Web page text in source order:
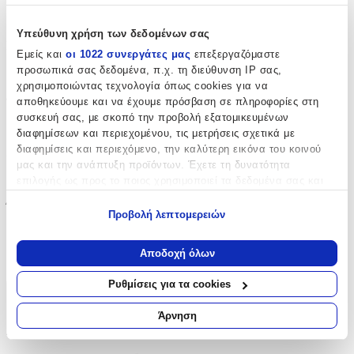
Υπεύθυνη χρήση των δεδομένων σας
Εμείς και οι 1022 συνεργάτες μας επεξεργαζόμαστε
προσωπικά σας δεδομένα, π.χ. τη διεύθυνση IP σας,
χρησιμοποιώντας τεχνολογία όπως cookies για να
αποθηκεύουμε και να έχουμε πρόσβαση σε πληροφορίες στη
συσκευή σας, με σκοπό την προβολή εξατομικευμένων
διαφημίσεων και περιεχομένου, τις μετρήσεις σχετικά με
διαφημίσεις και περιεχόμενο, την καλύτερη εικόνα του κοινού
μας και την ανάπτυξη προϊόντων. Έχετε τη δυνατότητα
Να συλλέξουμε πληροφορίες σχετικά με τη γεωγραφική
σας τοποθεσία, οι οποίες μπορεί να είναι ακριβείς σε
απόσταση μερικών μέτρων
Να αναγνωρίσουμε τη συσκευή σας σαρώνοντας ενεργά
για συγκεκριμένα χαρακτηριστικά (δακτυλικό αποτύπωμα)
Μάθετε περισσότερα σχετικά με τον τρόπο επεξεργασίας των
προσωπικών σας δεδομένων και καθορίστε τις προτιμήσεις σας
Προβολή λεπτομερειών
Αποδοχή όλων
Ρυθμίσεις για τα cookies
Άρνηση
Ναι
Φωσφοριζέ:
Όχι
3D:
Χαρακτηριστικά
+